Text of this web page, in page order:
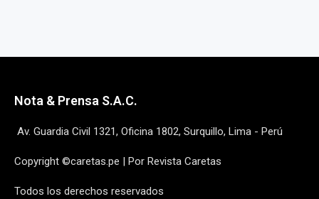
Nota & Prensa S.A.C.
Av. Guardia Civil 1321, Oficina 1802, Surquillo, Lima - Perú
Copyright ©caretas.pe | Por Revista Caretas
Todos los derechos reservados